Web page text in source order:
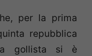
per la prima
repubblica
gollista si è